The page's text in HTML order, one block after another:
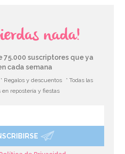
nada!
75.000 suscriptores que ya
cada semana
* Regalos y descuentos
* Todas las
en repostería y fiestas